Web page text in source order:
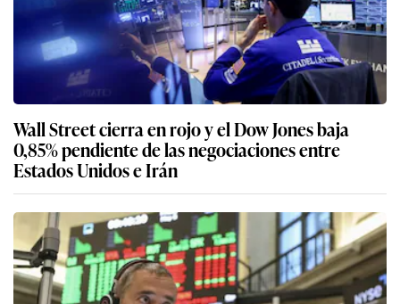
Wall Street cierra en rojo y el Dow Jones baja
0,85% pendiente de las negociaciones entre
Estados Unidos e Irán